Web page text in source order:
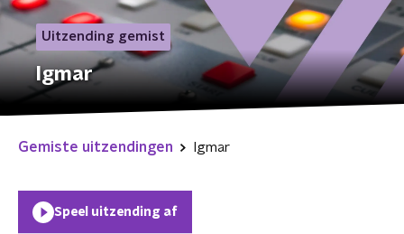
Uitzending gemist
Igmar
Gemiste uitzendingen Igmar
Speel uitzending af